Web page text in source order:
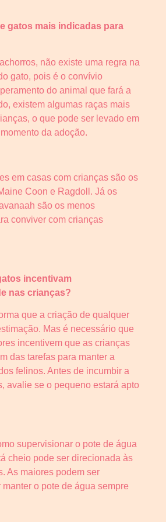
gatos mais indicadas para
não existe uma regra na
gato, pois é o convívio
do animal que fará a
existem algumas raças mais
o que pode ser levado em
da adoção.
em casas com crianças são os
Coon e Ragdoll. Já os
são os menos
conviver com crianças
incentivam
nas crianças?
que a criação de qualquer
Mas é necessário que
incentivem que as crianças
das tarefas para manter a
felinos. Antes de incumbir a
avalie se o pequeno estará apto
supervisionar o pote de água
cheio pode ser direcionada às
As maiores podem ser
o pote de água sempre